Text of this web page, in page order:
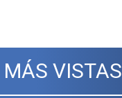
MÁS VISTAS